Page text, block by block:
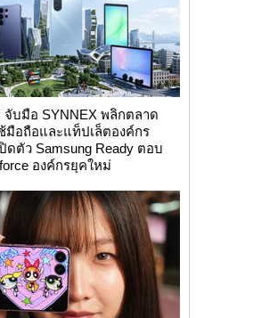
จับมือ SYNNEX พลิกตลาด
มือถือและแท็ปเล็ตองค์กร
ดตัว Samsung Ready ตอบ
องค์กรยุคใหม่